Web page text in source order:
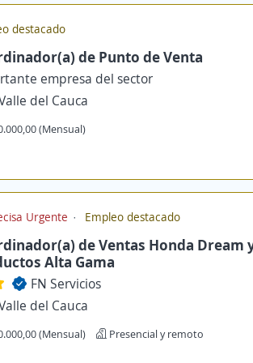
destacado
de Punto de Venta
empresa del sector
del Cauca
(Mensual)
Urgente Empleo destacado
de Ventas Honda Dream
Alta Gama
FN Servicios
del Cauca
(Mensual)
Presencial y remoto